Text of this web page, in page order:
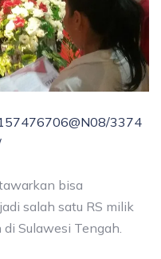
3374
bisa
salah satu RS milik
Sulawesi Tengah.